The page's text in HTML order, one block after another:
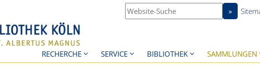
»
RECHERCHE SERVICE BIBLIOTHEK SAMMLUNGEN